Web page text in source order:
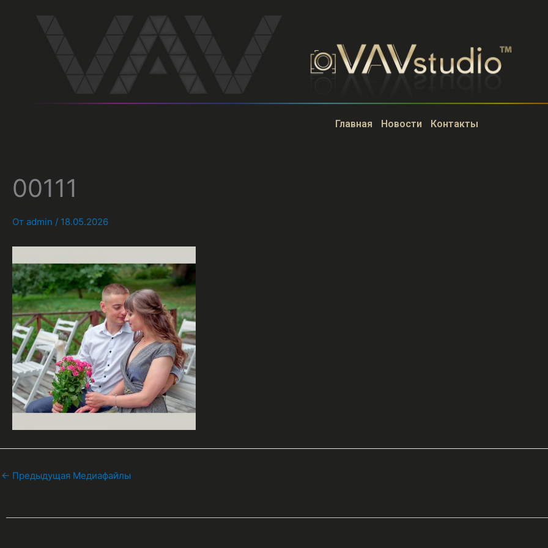
содержимому
Главная Новости Контакты
00111
От admin / 18.05.2026
← Предыдущая Медиафайлы